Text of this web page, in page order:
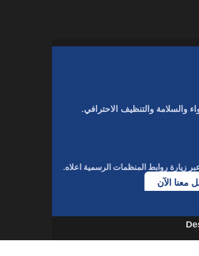
والسلامة والتنظيف الاحترافي.
عبر زيارة روابط المنظمات الرسمية اعلاه.
معنا الآن